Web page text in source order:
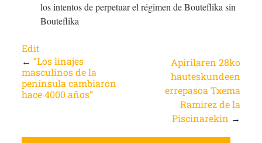
los intentos de perpetuar el régimen de Bouteflika sin
Bouteflika
Edit
← “Los linajes
masculinos de la
península cambiaron
hace 4000 años”
Apirilaren 28ko
hauteskundeen
errepasoa Txema
Ramirez de la
Piscinarekin →